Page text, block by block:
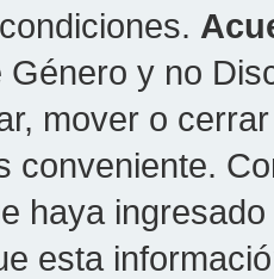
Género y no
mover o
conveniente.
haya
esta